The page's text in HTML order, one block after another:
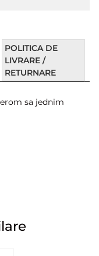
POLITICA DE
LIVRARE /
RETURNARE
sa jednim